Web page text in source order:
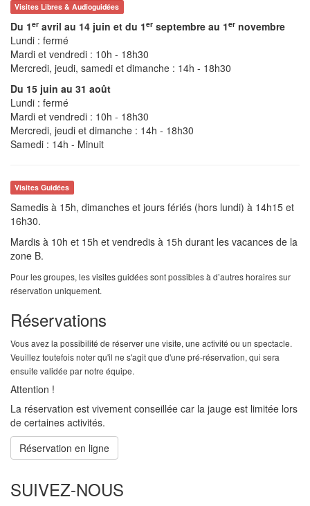
Visites Libres & Audioguidées
Du 1er avril au 14 juin et du 1er septembre au 1er novembre
Lundi : fermé
Mardi et vendredi : 10h - 18h30
Mercredi, jeudi, samedi et dimanche : 14h - 18h30
Du 15 juin au 31 août
Lundi : fermé
Mardi et vendredi : 10h - 18h30
Mercredi, jeudi et dimanche : 14h - 18h30
Samedi : 14h - Minuit
Visites Guidées
Samedis à 15h, dimanches et jours fériés (hors lundi) à 14h15 et
16h30.
Mardis à 10h et 15h et vendredis à 15h durant les vacances de la
zone B.
Pour les groupes, les visites guidées sont possibles à d’autres horaires sur
réservation uniquement.
Réservations
Vous avez la possibilité de réserver une visite, une activité ou un spectacle.
Veuillez toutefois noter qu'il ne s'agit que d'une pré-réservation, qui sera
ensuite validée par notre équipe.
Attention !
La réservation est vivement conseillée car la jauge est limitée lors
de certaines activités.
Réservation en ligne
SUIVEZ-NOUS